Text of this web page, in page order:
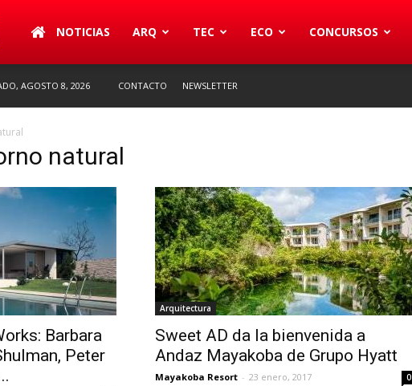
arquiREDNOTICIAS ARQ TEC ECO CONCURSOS
AGOSTO 8, 2026 CONTACTO NEWSLETTER
natural
Barbara
Peter
Arquitectura
Sweet AD da la bienvenida a
Andaz Mayakoba de Grupo Hyatt
Mayakoba Resort - 23 enero, 2017 0